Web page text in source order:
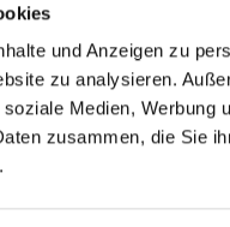
und Anzeigen zu
zu analysieren.
Medien, Werbung
zusammen, die Sie